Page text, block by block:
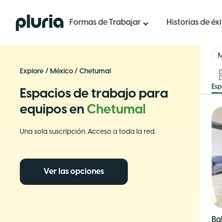
Logo Pluria Formas de Trabajar Historias de
Explore / México / Chetumal
Espacios de trabajo para
equipos en Chetumal
Una sola suscripción. Acceso a toda la red.
Ver las opciones